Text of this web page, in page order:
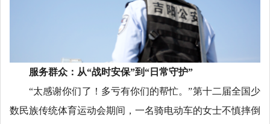
服务群众：从“战时安保”到“日常守护”
“太感谢你们了！多亏有你们的帮忙。”第十二届全国少
数民族传统体育运动会期间，一名骑电动车的女士不慎摔倒